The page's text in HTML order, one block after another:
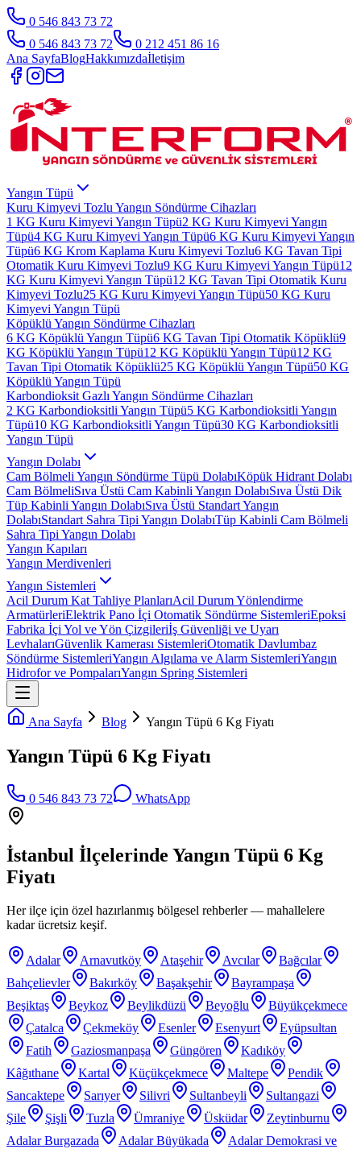
0 546 843 73 72
0 546 843 73 72
0 212 451 86 16
Ana SayfaBlogHakkımızdaİletişim
Yangın Tüpü
Kuru Kimyevi Tozlu Yangın Söndürme Cihazları
1 KG Kuru Kimyevi Yangın Tüpü2 KG Kuru Kimyevi Yangın
Tüpü4 KG Kuru Kimyevi Yangın Tüpü6 KG Kuru Kimyevi Yangın
Tüpü6 KG Krom Kaplama Kuru Kimyevi Tozlu6 KG Tavan Tipi
Otomatik Kuru Kimyevi Tozlu9 KG Kuru Kimyevi Yangın Tüpü12
KG Kuru Kimyevi Yangın Tüpü12 KG Tavan Tipi Otomatik Kuru
Kimyevi Tozlu25 KG Kuru Kimyevi Yangın Tüpü50 KG Kuru
Kimyevi Yangın Tüpü
Köpüklü Yangın Söndürme Cihazları
6 KG Köpüklü Yangın Tüpü6 KG Tavan Tipi Otomatik Köpüklü9
KG Köpüklü Yangın Tüpü12 KG Köpüklü Yangın Tüpü12 KG
Tavan Tipi Otomatik Köpüklü25 KG Köpüklü Yangın Tüpü50 KG
Köpüklü Yangın Tüpü
Karbondioksit Gazlı Yangın Söndürme Cihazları
2 KG Karbondioksitli Yangın Tüpü5 KG Karbondioksitli Yangın
Tüpü10 KG Karbondioksitli Yangın Tüpü30 KG Karbondioksitli
Yangın Tüpü
Yangın Dolabı
Cam Bölmeli Yangın Söndürme Tüpü DolabıKöpük Hidrant Dolabı
Cam BölmeliSıva Üstü Cam Kabinli Yangın DolabıSıva Üstü Dik
Tüp Kabinli Yangın DolabıSıva Üstü Standart Yangın
DolabıStandart Sahra Tipi Yangın DolabıTüp Kabinli Cam Bölmeli
Sahra Tipi Yangın Dolabı
Yangın Kapıları
Yangın Merdivenleri
Yangın Sistemleri
Acil Durum Kat Tahliye PlanlarıAcil Durum Yönlendirme
ArmatürleriElektrik Pano İçi Otomatik Söndürme SistemleriEpoksi
Fabrika İçi Yol ve Yön Çizgileriİş Güvenliği ve Uyarı
LevhalarıGüvenlik Kamerası SistemleriOtomatik Davlumbaz
Söndürme SistemleriYangın Algılama ve Alarm SistemleriYangın
Hidrofor ve PompalarıYangın Spring Sistemleri
Ana Sayfa Blog Yangın Tüpü 6 Kg Fiyatı
Yangın Tüpü 6 Kg Fiyatı
0 546 843 73 72 WhatsApp
İstanbul İlçelerinde Yangın Tüpü 6 Kg
Fiyatı
Her ilçe için özel hazırlanmış bölgesel rehberler — mahallelere
kadar ücretsiz keşif.
Adalar Arnavutköy Ataşehir Avcılar
Bağcılar
Bahçelievler
Bakırköy Başakşehir
Bayrampaşa
Beşiktaş
Beykoz Beylikdüzü Beyoğlu
Büyükçekmece
Çatalca
Çekmeköy Esenler Esenyurt
Eyüpsultan
Fatih
Gaziosmanpaşa Güngören
Kadıköy
Kâğıthane
Kartal Küçükçekmece Maltepe
Pendik
Sancaktepe
Sarıyer Silivri Sultanbeyli
Sultangazi
Şile
Şişli Tuzla Ümraniye Üsküdar
Zeytinburnu
Adalar Burgazada
Adalar Büyükada
Adalar Demokrasi ve